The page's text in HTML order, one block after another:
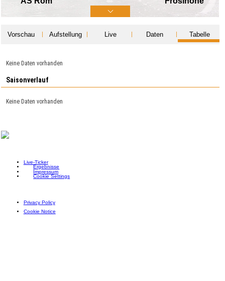
Vorschau Aufstellung Live Daten Tabelle
Keine Daten vorhanden
Saisonverlauf
Keine Daten vorhanden
Live-Ticker
Ergebnisse
Impressum
Cookie Settings
Privacy Policy
Cookie Notice